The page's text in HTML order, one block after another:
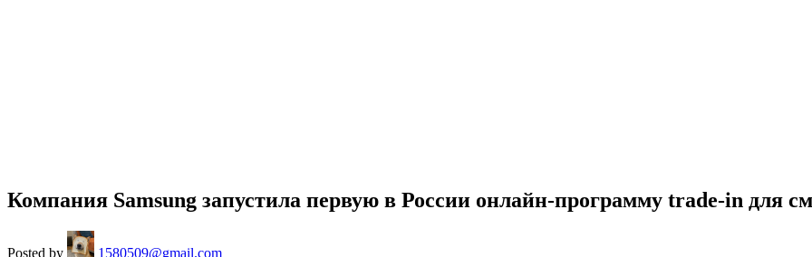
Компания Samsung запустила первую в России онлайн-программу trade-in для
Posted by 1580509@gmail.com